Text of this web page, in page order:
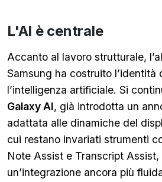
L'AI è centrale
Accanto al lavoro strutturale,
Samsung ha costruito l’identità
l’intelligenza artificiale. Si
Galaxy AI, già introdotta un
adattata alle dinamiche del
cui restano invariati strumenti
Note Assist e Transcript
un’integrazione ancora più